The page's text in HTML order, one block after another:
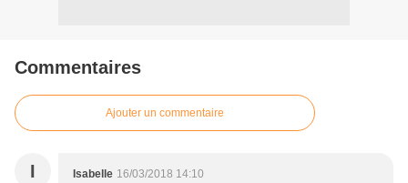
Commentaires
Ajouter un commentaire
I Isabelle 16/03/2018 14:10